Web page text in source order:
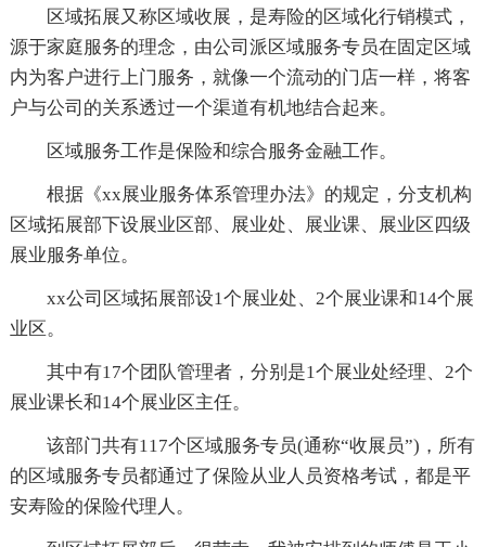
区域拓展又称区域收展，是寿险的区域化行销模式，
源于家庭服务的理念，由公司派区域服务专员在固定区域
内为客户进行上门服务，就像一个流动的门店一样，将客
户与公司的关系透过一个渠道有机地结合起来。
区域服务工作是保险和综合服务金融工作。
根据《xx展业服务体系管理办法》的规定，分支机构
区域拓展部下设展业区部、展业处、展业课、展业区四级
展业服务单位。
xx公司区域拓展部设1个展业处、2个展业课和14个展
业区。
其中有17个团队管理者，分别是1个展业处经理、2个
展业课长和14个展业区主任。
该部门共有117个区域服务专员(通称“收展员”)，所有
的区域服务专员都通过了保险从业人员资格考试，都是平
安寿险的保险代理人。